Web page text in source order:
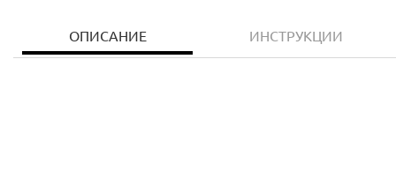
ОПИСАНИЕ ИНСТРУКЦИИ